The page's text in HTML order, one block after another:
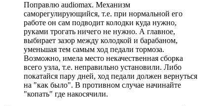
Поправлю audiomax. Механизм
саморегулирующийся, т.е. при нормальной его
работе он сам подводит колодки куда нужно,
руками трогать ничего не нужно. А главное,
выбирает зазор между колодкой и барабаном,
уменьшая тем самым ход педали тормоза.
Возможно, имела место некачественная сборка
всего узла, т.е. неправильно установили. Либо
покатайся пару дней, ход педали должен вернуться
на "как было". В противном случае начинайте
"копать" где накосячили.